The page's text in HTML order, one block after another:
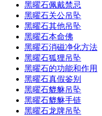
黑曜石佩戴禁忌
黑曜石关公吊坠
黑曜石其他吊坠
黑曜石本命佛
黑曜石消磁净化方法
黑曜石狐狸吊坠
黑曜石的功能和作用
黑曜石真假鉴别
黑曜石貔貅吊坠
黑曜石貔貅手链
黑曜石龙牌吊坠